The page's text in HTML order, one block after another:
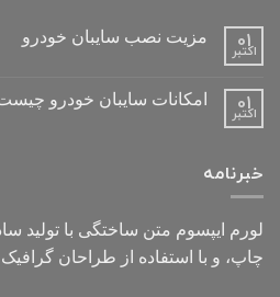
01
اکتبر
مزیت نصب سایبان خودرو
01
اکتبر
امکانات سایبان خودرو
خبرنامه
لورم ایپسوم متن ساختگی با تولید
چاپ، و با استفاده از طراحان